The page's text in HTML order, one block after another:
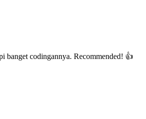
banget codingannya. Recommended! 👍